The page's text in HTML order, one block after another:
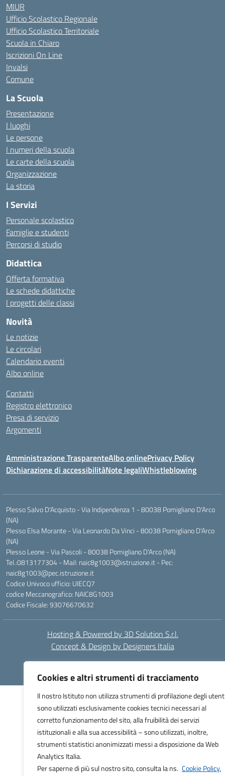
Cookies e altri strumenti di tracciamento
Il nostro Istituto non utilizza strumenti di profilazione degli
sono utilizzati esclusivamente cookies tecnici necessari al
corretto funzionamento del sito, alla fruibilità dei servizi
istituzionali e alla sua accessibilità – sono utilizzati, inoltre,
strumenti statistici anonimizzati messi a disposizione da Web
Analytics Italia.
Per saperne di più sul nostro sito, consulta la ns. Cookie Policy.
MIUR
Ufficio Scolastico Regionale
Ufficio Scolastico Territoriale
Scuola in Chiaro
Iscrizioni On Line
Invalsi
Comune
La Scuola
Presentazione
I luoghi
Le persone
I numeri della scuola
Le carte della scuola
Organizzazione
La storia
I Servizi
Personale scolastico
Famiglie e studenti
Percorsi di studio
Didattica
Offerta formativa
Le schede didattiche
I progetti delle classi
Novità
Le notizie
Le circolari
Calendario eventi
Albo online
Contatti
Registro elettronico
Presa di servizio
Argomenti
Amministrazione TrasparenteAlbo onlinePrivacy Policy
Dichiarazione di accessibilitàNote legaliWhistleblowing
Plesso Salvo D'Acquisto - Via Indipendenza 1 - 80038 Pomigliano D'Arco
(NA)
Plesso Elsa Morante - Via Leonardo Da Vinci - 80038 Pomigliano D'Arco
(NA)
Plesso Leone - Via Pascoli - 80038 Pomigliano D'Arco (NA)
Tel.:0813177304 - Mail: naic8g1003@istruzione.it - Pec:
naic8g1003@pec.istruzione.it
Codice Univoco ufficio: UIECQ7
codice Meccanografico: NAIC8G1003
Codice Fiscale: 93076670632
Hosting & Powered by 3D Solution S.r.l.
Concept & Design by Designers Italia